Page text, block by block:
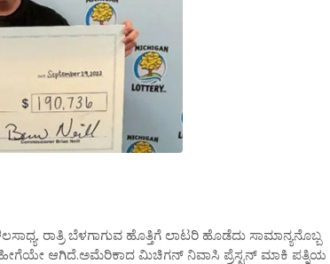
ರಾತ್ರಿ ಬೆಳಗಾಗುವ ಹೊತ್ತಿಗೆ ಲಾಟರಿ ಹೊಡೆದು ಸಾಮಾನ್ಯನೊಬ್ಬ
ಹೀಗೆಯೇ ಆಗಿದೆ.ಅಮೆರಿಕಾದ ಮಿಚಿಗನ್‌ ನಿವಾಸಿ ಪ್ರೆಸ್ಟನ್ ಮಾಕಿ ಪತ್ನಿಯ